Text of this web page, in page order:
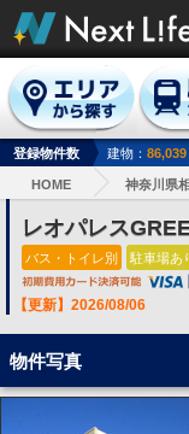
登録物件数 建物： 86,039
HOME 神奈川県
レオパレス
バス・トイレ別 駐車場あ
【更新】2026/08/06
物件写真